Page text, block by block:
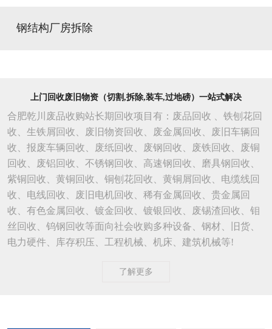
钢结构厂房拆除
上门回收废旧物资（切割,拆除,装车,过地磅）一站式解决
合肥乾川废品收购站长期回收项目有：废品回收 、铁刨花回
收、生铁屑回收、废旧物资回收、废金属回收、废旧车辆回
收、报废车辆回收、废纸回收、废钢回收、废铁回收、废铜
回收、废铝回收、不锈钢回收、高速钢回收、磨具钢回收、
紫铜回收、黄铜回收、铜刨花回收、黄铜屑回收、电缆线回
收、电线回收、废旧电机回收、稀有金属回收、贵金属回
收、有色金属回收、镀金回收、镀银回收、废锡渣回收、钼
丝回收、钨钢回收等面向社会收购多种设备、钢材、旧货、
电力硬件、库存积压、工程机械、机床、建筑机械等!
了解更多